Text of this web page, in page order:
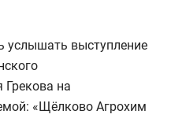
услышать выступление
Грекова на
«Щёлково Агрохим